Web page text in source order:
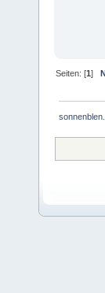
Seiten: [1]